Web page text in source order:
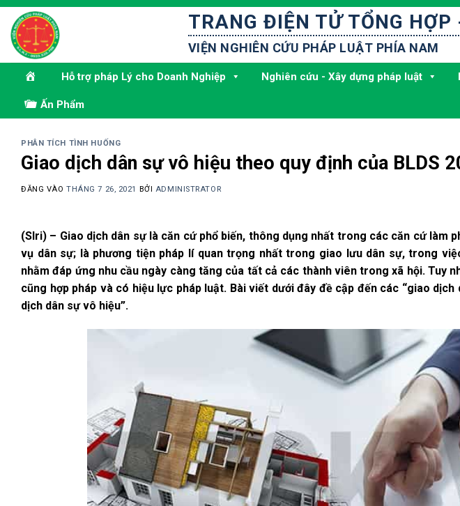
Bỏ
qua
nội
dung
TRANG ĐIỆN TỬ TỔNG
VIỆN NGHIÊN CỨU PHÁP LUẬT PHÍA NAM
Hỗ trợ pháp Lý cho Doanh Nghiệp Nghiên cứu - Xây dựng pháp luật
Ấn Phẩm
PHÂN TÍCH TÌNH HUỐNG
Giao dịch dân sự vô hiệu theo quy định của BLDS
ĐĂNG VÀOTHÁNG 7 26, 2021 BỞI ADMINISTRATOR
(Slri) – Giao dịch dân sự là căn cứ phổ biến, thông dụng nhất trong các căn cứ làm
vụ dân sự; là phương tiện pháp lí quan trọng nhất trong giao lưu dân sự, trong
nhằm đáp ứng nhu cầu ngày càng tăng của tất cả các thành viên trong xã hội. Tuy
cũng hợp pháp và có hiệu lực pháp luật. Bài viết dưới đây đề cập đến các “giao
dịch dân sự vô hiệu”.